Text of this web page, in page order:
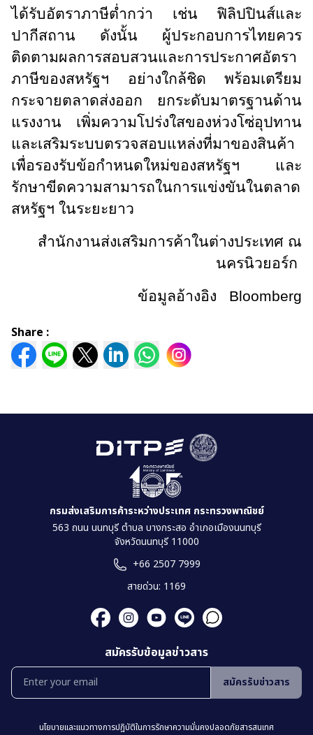
ได้รับอัตราภาษีต่ำกว่า เช่น ฟิลิปปินส์และ
ปากีสถาน ดังนั้น ผู้ประกอบการไทยควร
ติดตามผลการสอบสวนและการประกาศอัตรา
ภาษีของสหรัฐฯ อย่างใกล้ชิด พร้อมเตรียม
กระจายตลาดส่งออก ยกระดับมาตรฐานด้าน
แรงงาน เพิ่มความโปร่งใสของห่วงโซ่อุปทาน
และเสริมระบบตรวจสอบแหล่งที่มาของสินค้า
เพื่อรองรับข้อกำหนดใหม่ของสหรัฐฯ และ
รักษาขีดความสามารถในการแข่งขันในตลาด
สหรัฐฯ ในระยะยาว
สำนักงานส่งเสริมการค้าในต่างประเทศ ณ
นครนิวยอร์ก
ข้อมูลอ้างอิง Bloomberg
Share :
กรมส่งเสริมการค้าระหว่างประเทศ กระทรวงพาณิชย์
563 ถนน นนทบุรี ตำบล บางกระสอ อำเภอเมืองนนทบุรี
จังหวัดนนทบุรี 11000
+66 2507 7999
สายด่วน: 1169
สมัครรับข้อมูลข่าวสาร
สมัครรับข่าวสาร
นโยบายเเละเเนวทางการปฎิบัติในการรักษาความมั่นคงปลอดภัยสารสนเทศ